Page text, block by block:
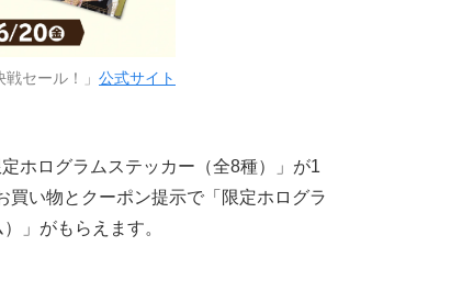
セール！」 公式サイト
ホログラムステッカー（全8種）」が1
い物とクーポン提示で「限定ホログラ
」がもらえます。